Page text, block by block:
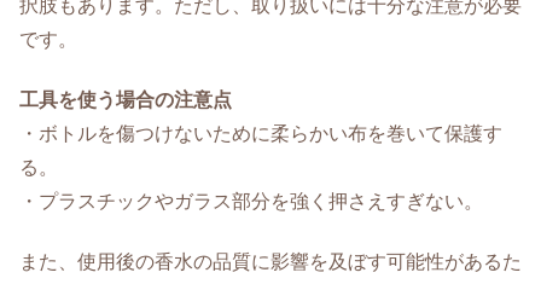
択肢もあります。ただし、取り扱いには十分な注意が必要
です。
工具を使う場合の注意点
・ボトルを傷つけないために柔らかい布を巻いて保護す
る。
・プラスチックやガラス部分を強く押さえすぎない。
また、使用後の香水の品質に影響を及ぼす可能性があるた